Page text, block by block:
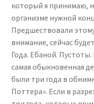
который я принимаю,
организме нужной
Предшествовали
внимание, сейчас
Года. Ебаной.
самая обыкновенная
были три года в
Поттера». Если в